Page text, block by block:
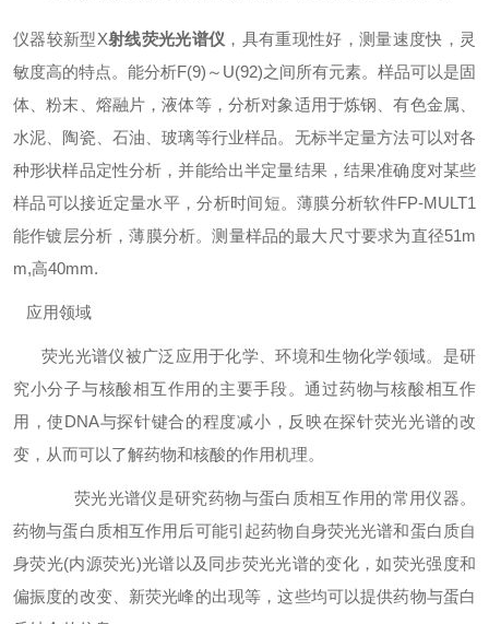
仪器较新型X射线荧光光谱仪 ，具有重现性好，测量速度快，灵
敏度高的特点。能分析F(9)～U(92)之间所有元素。样品可以是固
体、粉末、熔融片，液体等，分析对象适用于炼钢、有色金属、
水泥、陶瓷、石油、玻璃等行业样品。无标半定量方法可以对各
种形状样品定性分析，并能给出半定量结果，结果准确度对某些
样品可以接近定量水平，分析时间短。薄膜分析软件FP-MULT1
能作镀层分析，薄膜分析。测量样品的最大尺寸要求为直径51m
m,高40mm.
应用领域
荧光光谱仪被广泛应用于化学、环境和生物化学领域。是研
究小分子与核酸相互作用的主要手段。通过药物与核酸相互作
用，使DNA与探针键合的程度减小，反映在探针荧光光谱的改
变，从而可以了解药物和核酸的作用机理。
荧光光谱仪是研究药物与蛋白质相互作用的常用仪器。
药物与蛋白质相互作用后可能引起药物自身荧光光谱和蛋白质自
身荧光(内源荧光)光谱以及同步荧光光谱的变化，如荧光强度和
偏振度的改变、新荧光峰的出现等，这些均可以提供药物与蛋白